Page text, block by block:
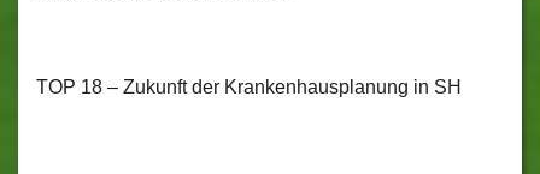
TOP 18 – Zukunft der Krankenhausplanung in SH